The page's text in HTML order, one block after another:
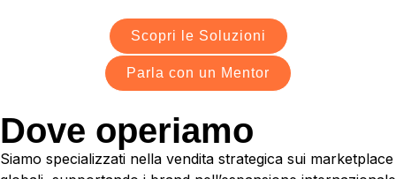
Scopri le Soluzioni
Parla con un Mentor
Dove operiamo
Siamo specializzati nella vendita strategica sui marketplace